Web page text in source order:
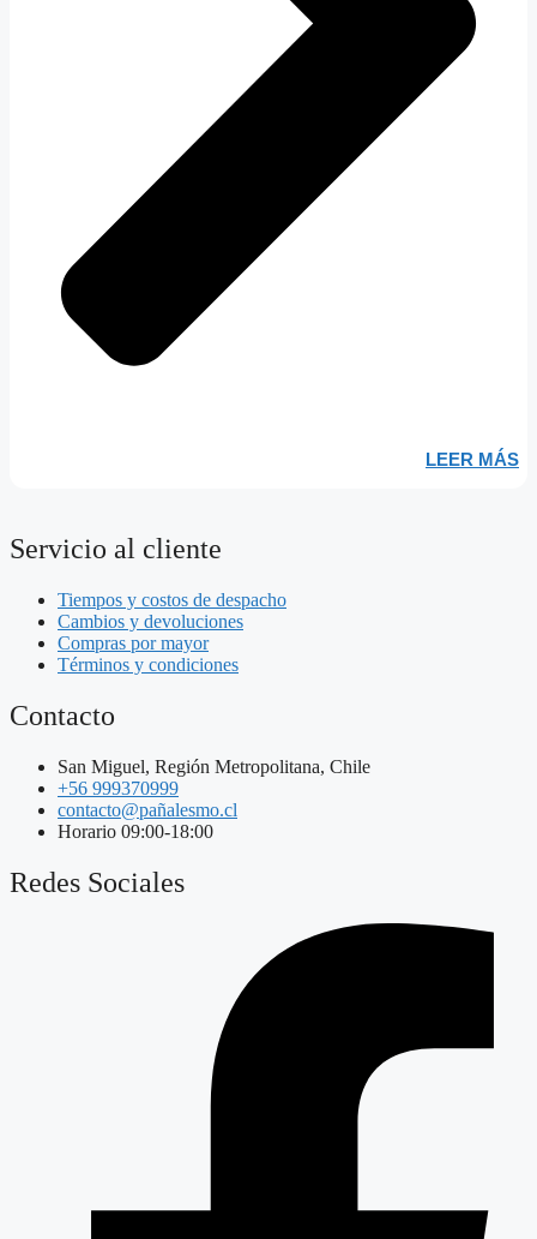
LEER MÁS
Servicio al cliente
Tiempos y costos de despacho
Cambios y devoluciones
Compras por mayor
Términos y condiciones
Contacto
San Miguel, Región Metropolitana, Chile
+56 999370999
contacto@pañalesmo.cl
Horario 09:00-18:00
Redes Sociales